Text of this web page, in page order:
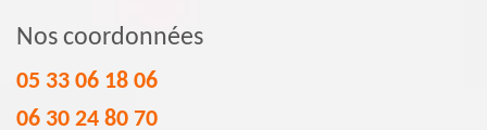
Nos coordonnées
05 33 06 18 06
06 30 24 80 70